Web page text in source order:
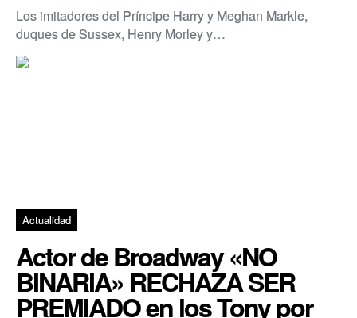
Los imitadores del Príncipe Harry y Meghan Markle,
duques de Sussex, Henry Morley y…
Actualidad
Actor de Broadway «NO
BINARIA» RECHAZA SER
PREMIADO en los Tony por